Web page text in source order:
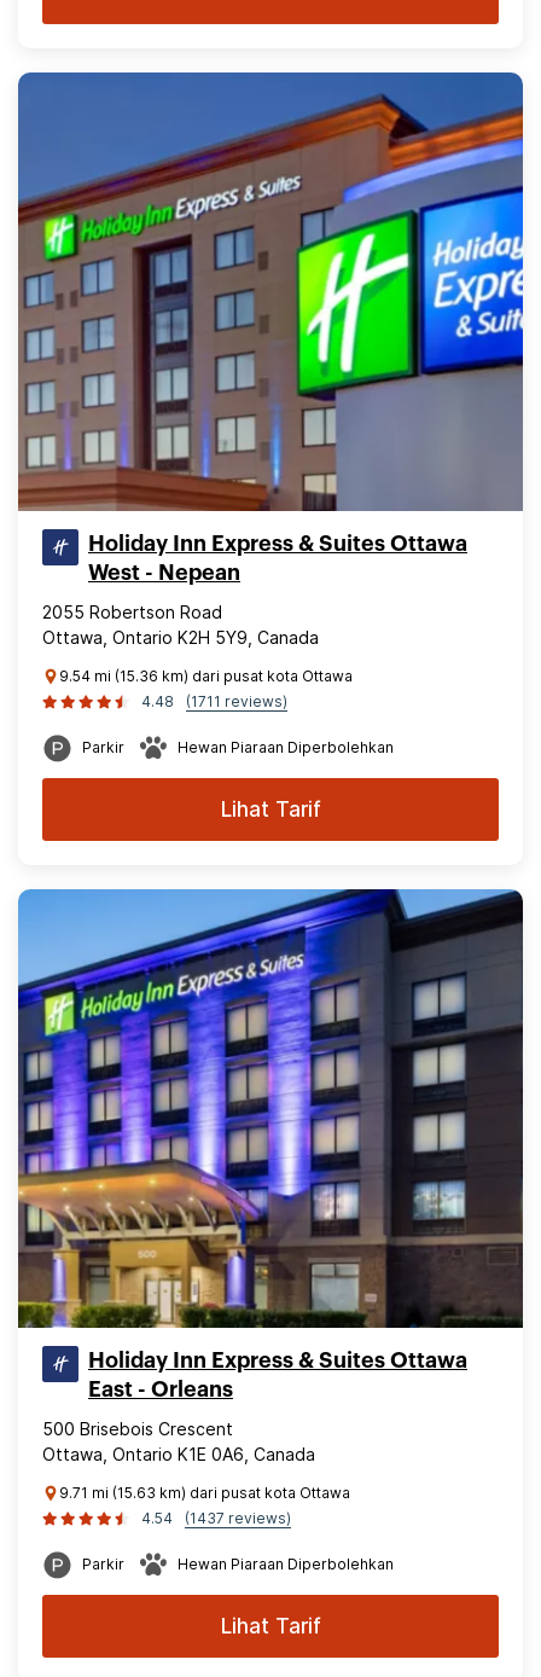
Holiday Inn Express & Suites Ottawa
West - Nepean
2055 Robertson Road
Ottawa, Ontario K2H 5Y9, Canada
9.54 mi (15.36 km) dari pusat kota Ottawa
4.48
(1711 reviews)
Parkir Hewan Piaraan Diperbolehkan
Lihat Tarif
Holiday Inn Express & Suites Ottawa
East - Orleans
500 Brisebois Crescent
Ottawa, Ontario K1E 0A6, Canada
9.71 mi (15.63 km) dari pusat kota Ottawa
4.54
(1437 reviews)
Parkir Hewan Piaraan Diperbolehkan
Lihat Tarif